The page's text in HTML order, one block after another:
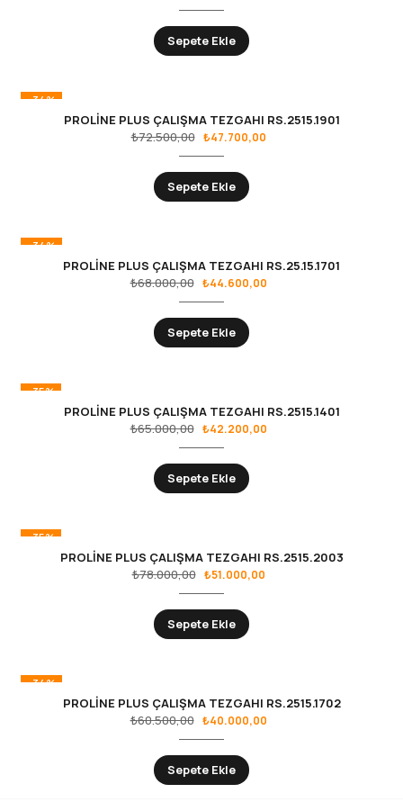
Sepete Ekle
-34%
PROLİNE PLUS ÇALIŞMA TEZGAHI RS.2515.1901
₺72.500,00 ₺47.700,00
Sepete Ekle
-34%
PROLİNE PLUS ÇALIŞMA TEZGAHI RS.25.15.1701
₺68.000,00 ₺44.600,00
Sepete Ekle
-35%
PROLİNE PLUS ÇALIŞMA TEZGAHI RS.2515.1401
₺65.000,00 ₺42.200,00
Sepete Ekle
-35%
PROLİNE PLUS ÇALIŞMA TEZGAHI RS.2515.2003
₺78.000,00 ₺51.000,00
Sepete Ekle
-34%
PROLİNE PLUS ÇALIŞMA TEZGAHI RS.2515.1702
₺60.500,00 ₺40.000,00
Sepete Ekle